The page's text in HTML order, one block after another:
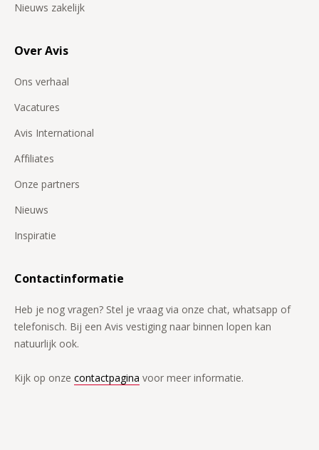
Nieuws zakelijk
Over Avis
Ons verhaal
Vacatures
Avis International
Affiliates
Onze partners
Nieuws
Inspiratie
Contactinformatie
Heb je nog vragen? Stel je vraag via onze chat, whatsapp of
telefonisch. Bij een Avis vestiging naar binnen lopen kan
natuurlijk ook.
Kijk op onze contactpagina voor meer informatie.